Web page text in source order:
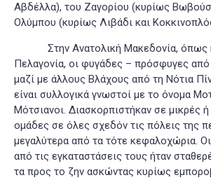
Αβδέλλα), του Ζαγορίου (κυρίως
Ολύμπου (κυρίως Λιβάδι και
Στην Ανατολική Μακεδονία, όπως
Πελαγονία, οι φυγάδες – πρόσφυγες
μαζί με άλλους Βλάχους από τη Νότια
είναι συλλογικά γνωστοί με το όνομα
Μότσιανοι. Διασκορπιστήκαν σε μικρές
ομάδες σε όλες σχεδόν τις πόλεις της
μεγαλύτερα από τα τότε κεφαλοχώρια.
από τις εγκαταστάσεις τους ήταν
τα προς το ζην ασκώντας κυρίως